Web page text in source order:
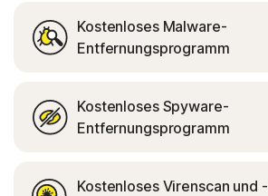
Kostenloses Malware-
Entfernungsprogramm
Kostenloses Spyware-
Entfernungsprogramm
Kostenloses Virenscan und -